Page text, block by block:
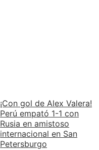
¡Con gol de Alex Valera!
Perú empató 1-1 con
Rusia en amistoso
internacional en San
Petersburgo